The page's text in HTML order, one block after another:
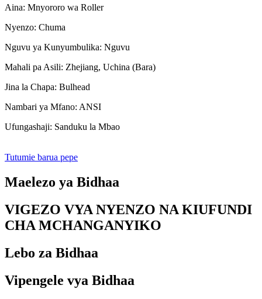
Aina: Mnyororo wa Roller
Nyenzo: Chuma
Nguvu ya Kunyumbulika: Nguvu
Mahali pa Asili: Zhejiang, Uchina (Bara)
Jina la Chapa: Bulhead
Nambari ya Mfano: ANSI
Ufungashaji: Sanduku la Mbao
Tutumie barua pepe
Maelezo ya Bidhaa
VIGEZO VYA NYENZO NA KIUFUNDI
CHA MCHANGANYIKO
Lebo za Bidhaa
Vipengele vya Bidhaa